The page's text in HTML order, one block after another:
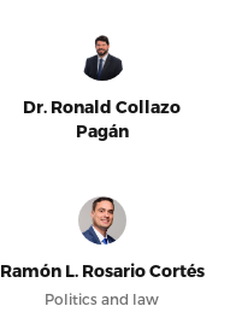
Dr. Ronald Collazo
Pagán
Ramón L. Rosario Cortés
Politics and law